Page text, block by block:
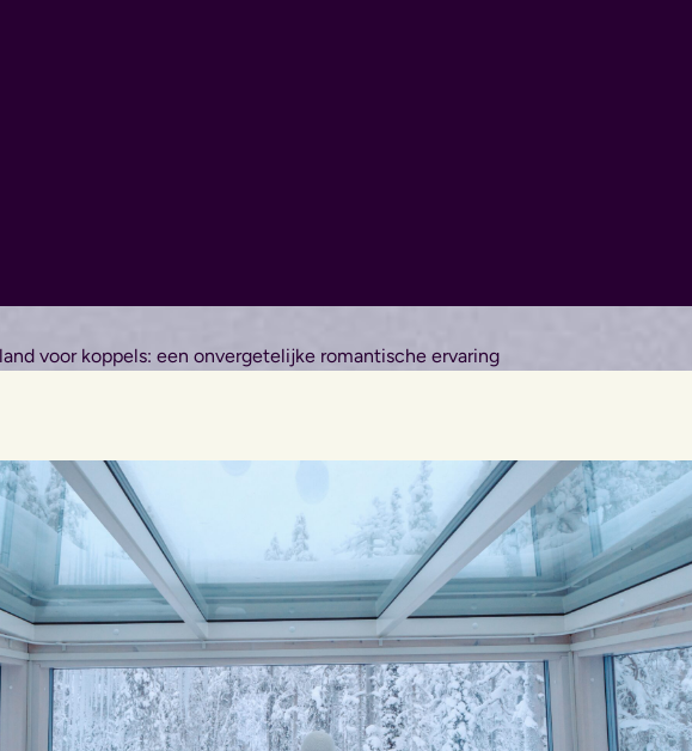
voor koppels: een onvergetelijke romantische ervaring